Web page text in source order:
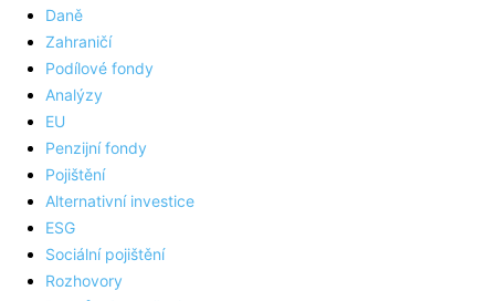
Daně
Zahraničí
Podílové fondy
Analýzy
EU
Penzijní fondy
Pojištění
Alternativní investice
ESG
Sociální pojištění
Rozhovory